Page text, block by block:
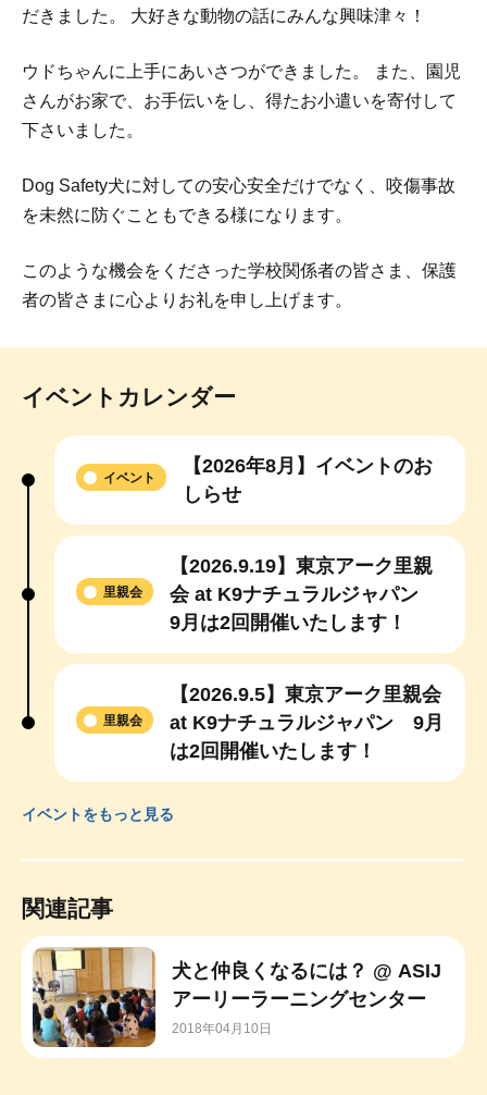
だきました。 大好きな動物の話にみんな興味津々！
ウドちゃんに上手にあいさつができました。 また、園児
さんがお家で、お手伝いをし、得たお小遣いを寄付して
下さいました。
Dog Safety犬に対しての安心安全だけでなく、咬傷事故
を未然に防ぐこともできる様になります。
このような機会をくださった学校関係者の皆さま、保護
者の皆さまに心よりお礼を申し上げます。
イベントカレンダー
【2026年8月】イベントのお
しらせ
イベント
【2026.9.19】東京アーク里親
会 at K9ナチュラルジャパン
9月は2回開催いたします！
里親会
【2026.9.5】東京アーク里親会
at K9ナチュラルジャパン 9月
は2回開催いたします！
里親会
イベントをもっと見る
関連記事
犬と仲良くなるには？ @ ASIJ
アーリーラーニングセンター
2018年04月10日